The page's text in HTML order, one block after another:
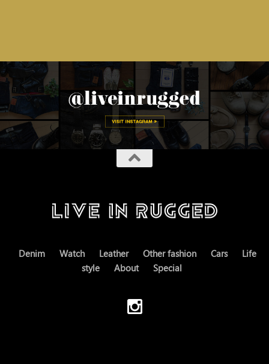
Denim Watch Leather Other fashion Cars
Life
style
About Special